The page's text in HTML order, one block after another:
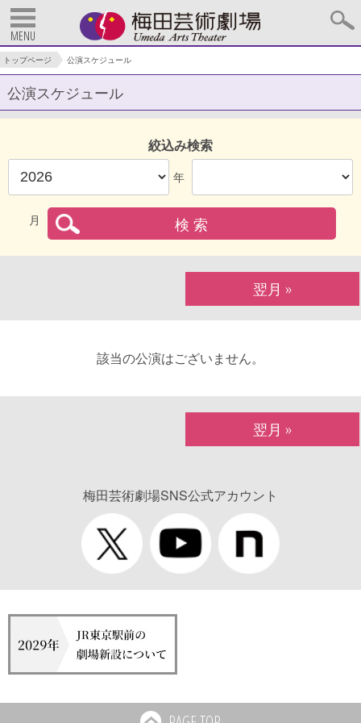
MENU
トップページ 公演スケジュール
公演スケジュール
絞込み検索
年
月
翌月 »
該当の公演はございません。
翌月 »
梅田芸術劇場SNS公式アカウント